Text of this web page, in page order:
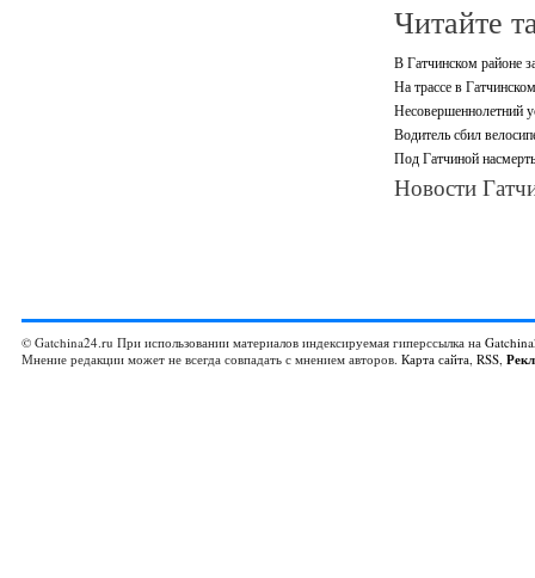
Читайте
В Гатчинском районе
На трассе в
Несовершеннолетний
Водитель сбил
Под Гатчиной
Новости
© Gatchina24.ru При использовании материалов индексируемая гиперссылка на
Мнение редакции может не всегда совпадать с мнением авторов. Карта сайта, RSS,